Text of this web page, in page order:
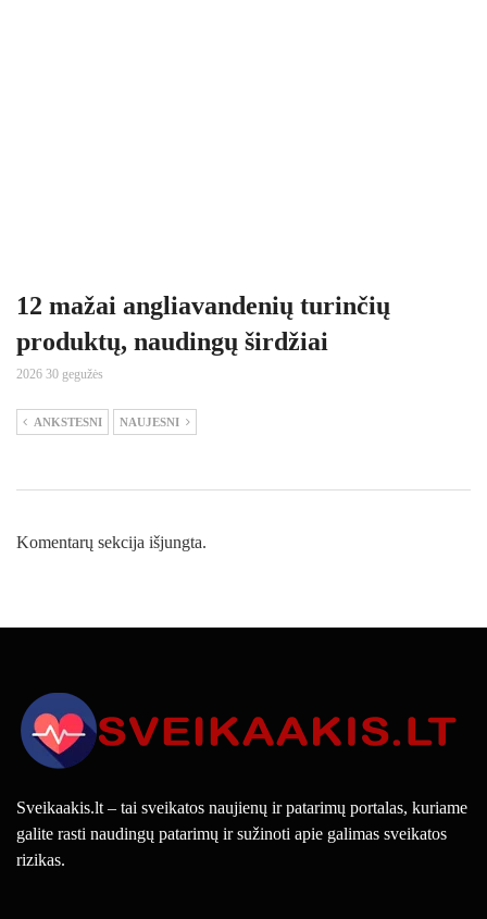
12 mažai angliavandenių turinčių
produktų, naudingų širdžiai
2026 30 gegužės
ANKSTESNI NAUJESNI
Komentarų sekcija išjungta.
Sveikaakis.lt – tai sveikatos naujienų ir patarimų portalas, kuriame
galite rasti naudingų patarimų ir sužinoti apie galimas sveikatos
rizikas.